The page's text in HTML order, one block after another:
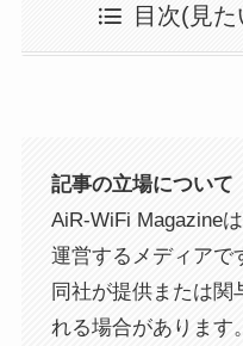
目次(見
記事の立場について
AiR-WiFi Magazine
運営するメディアで
同社が提供または
れる場合があります